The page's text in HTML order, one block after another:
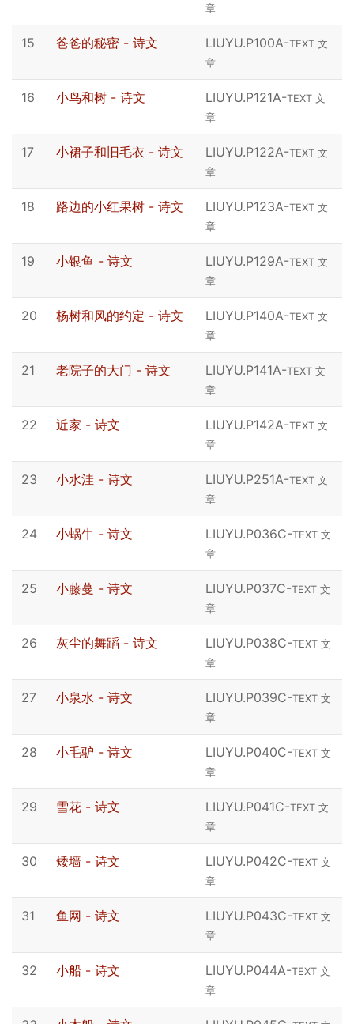
章
15 爸爸的秘密 - 诗文 LIUYU.P100A-TEXT 文
章
16 小鸟和树 - 诗文 LIUYU.P121A-TEXT 文
章
17 小裙子和旧毛衣 - 诗文 LIUYU.P122A-TEXT 文
章
18 路边的小红果树 - 诗文 LIUYU.P123A-TEXT 文
章
19 小银鱼 - 诗文 LIUYU.P129A-TEXT 文
章
20 杨树和风的约定 - 诗文 LIUYU.P140A-TEXT 文
章
21 老院子的大门 - 诗文 LIUYU.P141A-TEXT 文
章
22 近家 - 诗文 LIUYU.P142A-TEXT 文
章
23 小水洼 - 诗文 LIUYU.P251A-TEXT 文
章
24 小蜗牛 - 诗文 LIUYU.P036C-TEXT 文
章
25 小藤蔓 - 诗文 LIUYU.P037C-TEXT 文
章
26 灰尘的舞蹈 - 诗文 LIUYU.P038C-TEXT 文
章
27 小泉水 - 诗文 LIUYU.P039C-TEXT 文
章
28 小毛驴 - 诗文 LIUYU.P040C-TEXT 文
章
29 雪花 - 诗文 LIUYU.P041C-TEXT 文
章
30 矮墙 - 诗文 LIUYU.P042C-TEXT 文
章
31 鱼网 - 诗文 LIUYU.P043C-TEXT 文
章
32 小船 - 诗文 LIUYU.P044A-TEXT 文
章